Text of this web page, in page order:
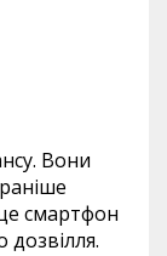
Вони
смартфон